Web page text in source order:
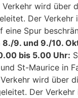
Verkehr wird über
Der Verkehr
eine Spur
8./9. und 9./10.
bis 5.00 Uhr:
St-Maurice in
wird über
Der